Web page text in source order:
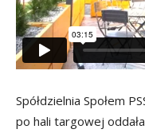
Spółdzielnia Społem
po hali targowej